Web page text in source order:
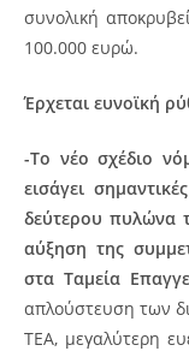
συνολική
100.000 ευρώ.
Έρχεται ευνοϊκή
-Το νέο σχέδιο
εισάγει
δεύτερου πυλώνα
αύξηση της
στα Ταμεία
απλούστευση των
ΤΕΑ, μεγαλύτερη